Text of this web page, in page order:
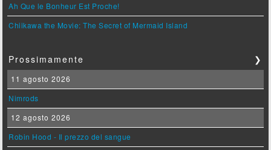
Ah Que le Bonheur Est Proche!
Chiikawa the Movie: The Secret of Mermaid Island
Prossimamente ❯
11 agosto 2026
Nimrods
12 agosto 2026
Robin Hood - Il prezzo del sangue